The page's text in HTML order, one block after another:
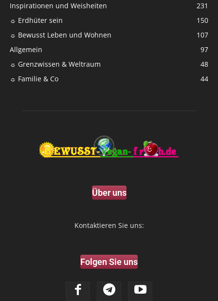
Inspirationen und Weisheiten
231
☼ Erdhüter sein
150
☼ Bewusst Leben und Wohnen
107
Allgemein
97
☼ Grenzwissen & Weltraum
48
☼ Familie & Co
44
Über uns
Kontaktieren Sie uns:
Folgen Sie uns